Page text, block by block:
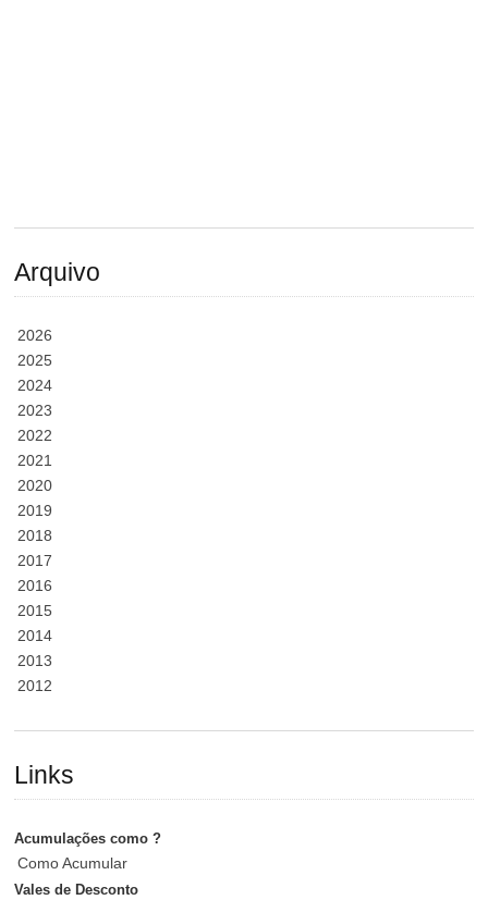
Arquivo
2026
2025
2024
2023
2022
2021
2020
2019
2018
2017
2016
2015
2014
2013
2012
Links
Acumulações como ?
Como Acumular
Vales de Desconto